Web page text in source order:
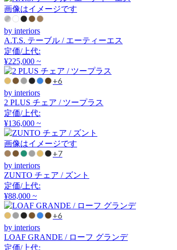
artek
アルテック
Artemide
アルテミデ
ARUNAi
Astep
アステップ
画像はイメージです
by interiors
A.T.S. テーブル / エーティーエス
定価/上代:
¥225,000 ~
+6
by interiors
2 PLUS チェア / ツープラス
定価/上代:
¥136,000 ~
画像はイメージです
+7
by interiors
ZUNTO チェア / ズント
定価/上代:
¥88,000 ~
+6
by interiors
LOAF GRANDE / ローフ グランデ
定価/上代: